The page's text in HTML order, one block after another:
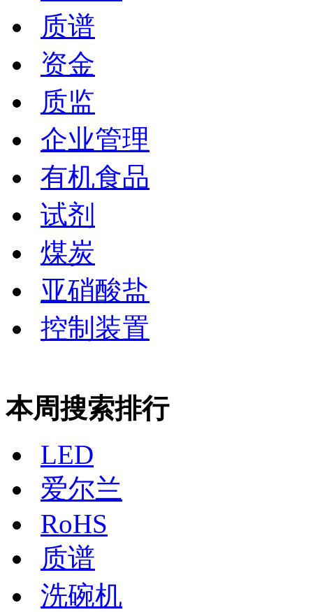
质谱
资金
质监
企业管理
有机食品
试剂
煤炭
亚硝酸盐
控制装置
本周搜索排行
LED
爱尔兰
RoHS
质谱
洗碗机